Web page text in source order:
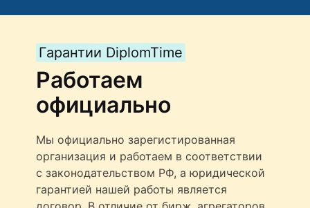
Гарантии DiplomTime
Работаем
официально
Мы официально зарегистированная
организация и работаем в соответствии
с законодательством РФ, а юридической
гарантией нашей работы является